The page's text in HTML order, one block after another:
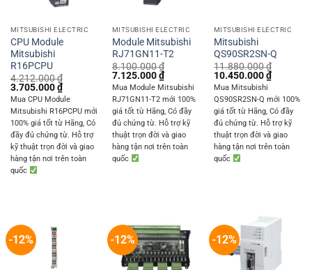
MITSUBISHI ELECTRIC
CPU Module
Mitsubishi
R16PCPU
4.212.000₫
Original
price
was:
4.212.000 ₫.
3.705.000₫Current
price
is:
3.705.000 ₫.
Mua CPU Module
Mitsubishi R16PCPU mới
100% giá tốt từ Hãng, Có
đầy đủ chứng từ. Hỗ trợ
kỹ thuật trọn đời và giao
hàng tận nơi trên toàn
quốc
MITSUBISHI ELECTRIC
Module Mitsubishi
RJ71GN11-T2
8.100.000₫
Original
price
was:
8.100.000 ₫.
7.125.000₫Current
price
is:
7.125.000 ₫.
Mua Module Mitsubishi
RJ71GN11-T2 mới 100%
giá tốt từ Hãng, Có đầy
đủ chứng từ. Hỗ trợ kỹ
thuật trọn đời và giao
hàng tận nơi trên toàn
quốc
MITSUBISHI ELECTRIC
Mitsubishi
QS90SR2SN-Q
11.880.000₫
Original
price
was:
11.880.000 ₫.
10.450.000₫Current
price
is:
Mua Mitsubishi
QS90SR2SN-Q mới 100%
giá tốt từ Hãng, Có đầy
đủ chứng từ. Hỗ trợ kỹ
thuật trọn đời và giao
hàng tận nơi trên toàn
quốc
-12% -12% -12%